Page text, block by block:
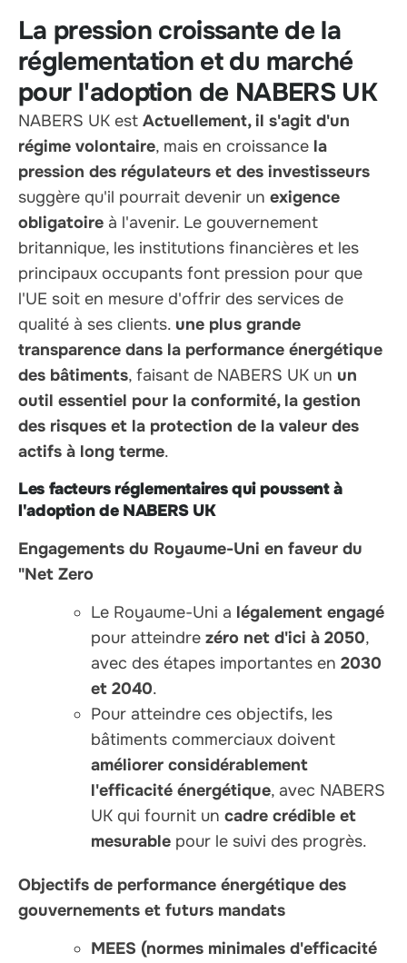
La pression croissante de la
réglementation et du marché
pour l'adoption de NABERS UK
NABERS UK est Actuellement, il s'agit d'un
régime volontaire, mais en croissance la
pression des régulateurs et des investisseurs
suggère qu'il pourrait devenir un exigence
obligatoire à l'avenir. Le gouvernement
britannique, les institutions financières et les
principaux occupants font pression pour que
l'UE soit en mesure d'offrir des services de
qualité à ses clients. une plus grande
transparence dans la performance énergétique
des bâtiments, faisant de NABERS UK un un
outil essentiel pour la conformité, la gestion
des risques et la protection de la valeur des
actifs à long terme.
Les facteurs réglementaires qui poussent à
l'adoption de NABERS UK
Engagements du Royaume-Uni en faveur du
"Net Zero
Le Royaume-Uni a légalement engagé
pour atteindre zéro net d'ici à 2050,
avec des étapes importantes en 2030
et 2040.
Pour atteindre ces objectifs, les
bâtiments commerciaux doivent
améliorer considérablement
l'efficacité énergétique, avec NABERS
UK qui fournit un cadre crédible et
mesurable pour le suivi des progrès.
Objectifs de performance énergétique des
gouvernements et futurs mandats
MEES (normes minimales d'efficacité